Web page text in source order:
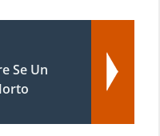
Se Un